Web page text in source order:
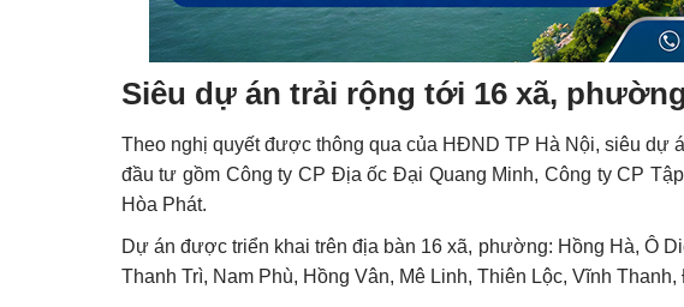
Siêu dự án trải rộng tới 16 xã,
Theo nghị quyết được thông qua của HĐND TP Hà Nội, siêu dự
đầu tư gồm Công ty CP Địa ốc Đại Quang Minh, Công ty CP
Hòa Phát.
Dự án được triển khai trên địa bàn 16 xã, phường: Hồng Hà, Ô
Thanh Trì, Nam Phù, Hồng Vân, Mê Linh, Thiên Lộc, Vĩnh